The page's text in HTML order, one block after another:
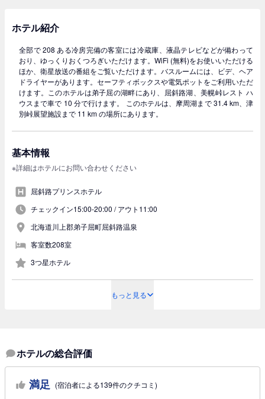
ホテル紹介
全部で 208 ある冷房完備の客室には冷蔵庫、液晶テレビなどが備わって
おり、ゆっくりおくつろぎいただけます。WiFi (無料)をお使いいただける
ほか、衛星放送の番組をご覧いただけます。バスルームには、ビデ、ヘア
ドライヤーがあります。セーフティボックスや電気ポットをご利用いただ
けます。このホテルは弟子屈の湖畔にあり、屈斜路湖、美幌峠レスト ハ
ウスまで車で 10 分で行けます。 このホテルは、摩周湖まで 31.4 km、津
別峠展望施設まで 11 km の場所にあります。
基本情報
※詳細はホテルにお問い合わせください
屈斜路プリンスホテル
チェックイン15:00-20:00 /アウト11:00
北海道川上郡弟子屈町屈斜路温泉
客室数208室
3つ星ホテル
もっと見る
ホテルの総合評価
満足 (宿泊者による139件のクチコミ)